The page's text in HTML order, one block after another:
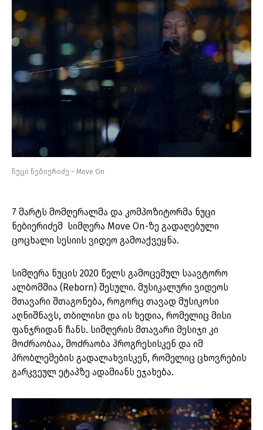
ნუცი ნებიერიძე – Move On
7 მარტს მომღერალმა და კომპოზიტორმა ნუცი
ნებიერიძემ სიმღერა Move On-ზე გადაღებული
ცოცხალი სესიის ვიდეო გამოაქვეყნა.
სიმღერა ნუცის 2020 წელს გამოცემულ საავტორო
ალბომშია (Reborn) შესული. მუსიკალური ვიდეოს
მთავარი შთაგონება, როგორც თავად მუსიკოსი
აღნიშნავს, თბილისი და ის ხედია, რომელიც მისი
ფანჯრიდან ჩანს. სიმღერის მთავარი მესიჯი კი
მოძრაობაა, მოძრაობა პროგრესისკენ და იმ
პრობლემების გადალახვისკენ, რომელიც ცხოვრების
გარკვეულ ეტაპზე ადამიანს ეჯახება.